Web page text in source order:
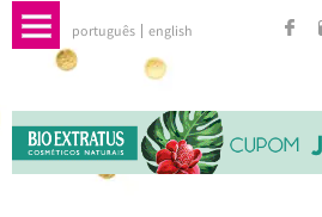
português english